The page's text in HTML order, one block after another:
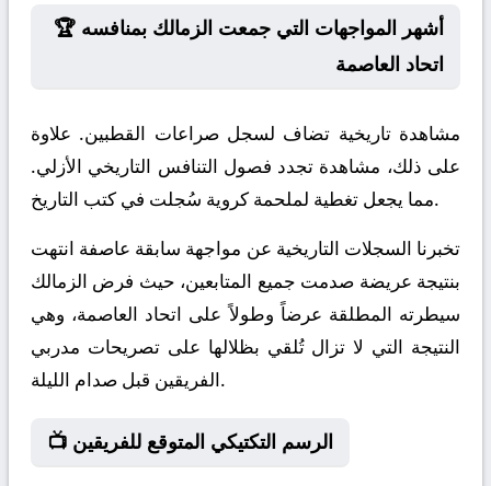
🏆 أشهر المواجهات التي جمعت الزمالك بمنافسه
اتحاد العاصمة
مشاهدة تاريخية تضاف لسجل صراعات القطبين. علاوة
على ذلك، مشاهدة تجدد فصول التنافس التاريخي الأزلي.
مما يجعل تغطية لملحمة كروية سُجلت في كتب التاريخ.
تخبرنا السجلات التاريخية عن مواجهة سابقة عاصفة انتهت
بنتيجة عريضة صدمت جميع المتابعين، حيث فرض الزمالك
سيطرته المطلقة عرضاً وطولاً على اتحاد العاصمة، وهي
النتيجة التي لا تزال تُلقي بظلالها على تصريحات مدربي
الفريقين قبل صدام الليلة.
📺 الرسم التكتيكي المتوقع للفريقين